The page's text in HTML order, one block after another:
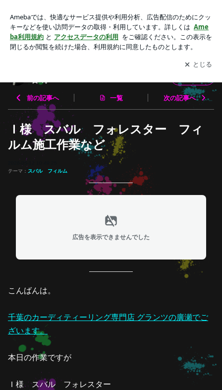
ツ店長 カーディティーリング職人の日々。
アプリをダウンロードして ブログの更新通知
を受け取りまし
ょう。
開く
日々。
前の記事へ 一覧 次の記事へ
Ｉ様 スバル フォレスター フィ
ルム施工作業など
テーマ： スバル フィルム
広告を表示できませんでした
こんばんは。
千葉のカーディティーリング専門店 グランツの廣瀬でご
ざいます。
本日の作業ですが
Ｉ様 スバル フォレスター